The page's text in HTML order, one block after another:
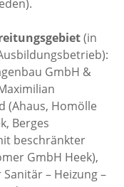
(in
GmbH &
(Ahaus, Homölle
Berges
beschränkter
GmbH Heek),
– Heizung –